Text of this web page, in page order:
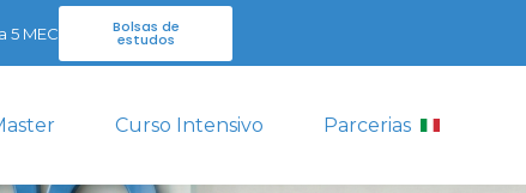
Bolsas de
estudos
5 MEC
Curso Intensivo Parcerias